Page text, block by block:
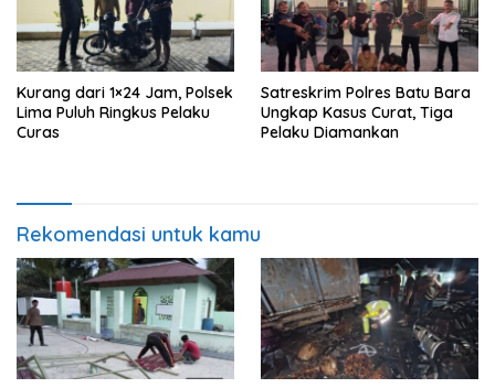
Kurang dari 1×24 Jam, Polsek
Lima Puluh Ringkus Pelaku
Curas
Satreskrim Polres Batu Bara
Ungkap Kasus Curat, Tiga
Pelaku Diamankan
Rekomendasi untuk kamu